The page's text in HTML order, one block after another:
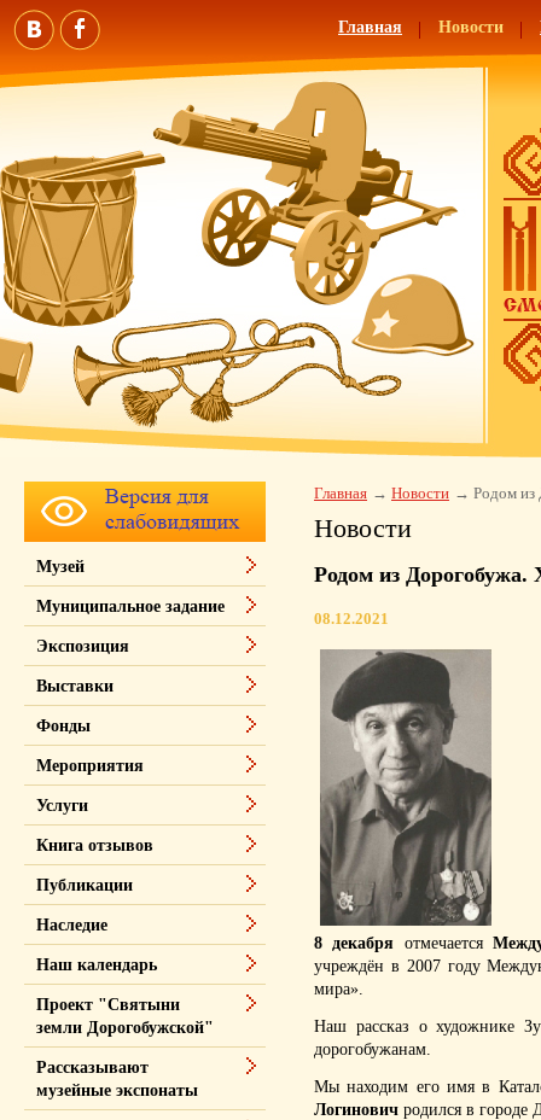
Главная Новости
Главная Новости Родом из
Новости
Родом из Дорогобужа.
08.12.2021
8 декабря отмечается
учреждён в 2007 году
мира».
Наш рассказ о художнике
дорогобужанам.
Мы находим его имя в
Логинович родился в городе
Музей
Муниципальное задание
Экспозиция
Выставки
Фонды
Мероприятия
Услуги
Книга отзывов
Публикации
Наследие
Наш календарь
Проект "Святыни
земли Дорогобужской"
Рассказывают
музейные экспонаты